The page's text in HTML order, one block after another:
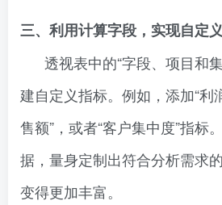
三、利用计算字段，实现自定
透视表中的“字段、项目和
建自定义指标。例如，添加“利
售额”，或者“客户集中度”指标
据，量身定制出符合分析需求
变得更加丰富。